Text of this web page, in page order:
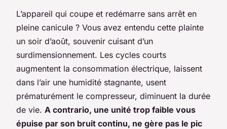
L’appareil qui coupe et redémarre sans arrêt en
pleine canicule ? Vous avez entendu cette plainte
un soir d’août, souvenir cuisant d’un
surdimensionnement. Les cycles courts
augmentent la consommation électrique, laissent
dans l’air une humidité stagnante, usent
prématurément le compresseur, diminuent la durée
de vie. A contrario, une unité trop faible vous
épuise par son bruit continu, ne gère pas le pic